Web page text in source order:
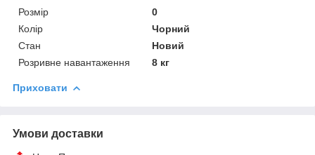
Розмір
0
Колір
Чорний
Стан
Новий
Розривне навантаження
8 кг
Приховати
Умови доставки